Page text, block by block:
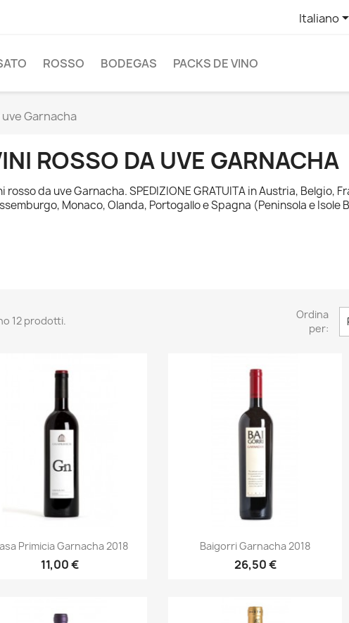
Italiano
ROSSO BODEGAS PACKS DE VINO
Garnacha
ROSSO DA UVE GARNACHA
rosso da uve Garnacha. SPEDIZIONE GRATUITA in Austria, Belgio,
Monaco, Olanda, Portogallo e Spagna (Peninsola e Isole
12 prodotti.
Ordina
per:
Anteprima
Primicia Garnacha 2018
11,00 €
Anteprima
Baigorri Garnacha 2018
26,50 €